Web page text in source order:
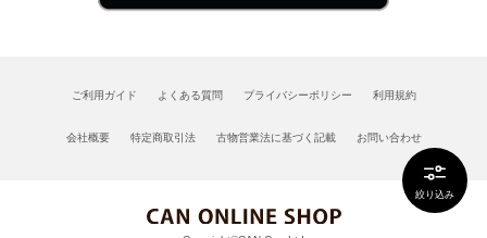
絞り込み
ご利用ガイド よくある質問 プライバシーポリシー 利用規約
会社概要 特定商取引法 古物営業法に基づく記載 お問い合わせ